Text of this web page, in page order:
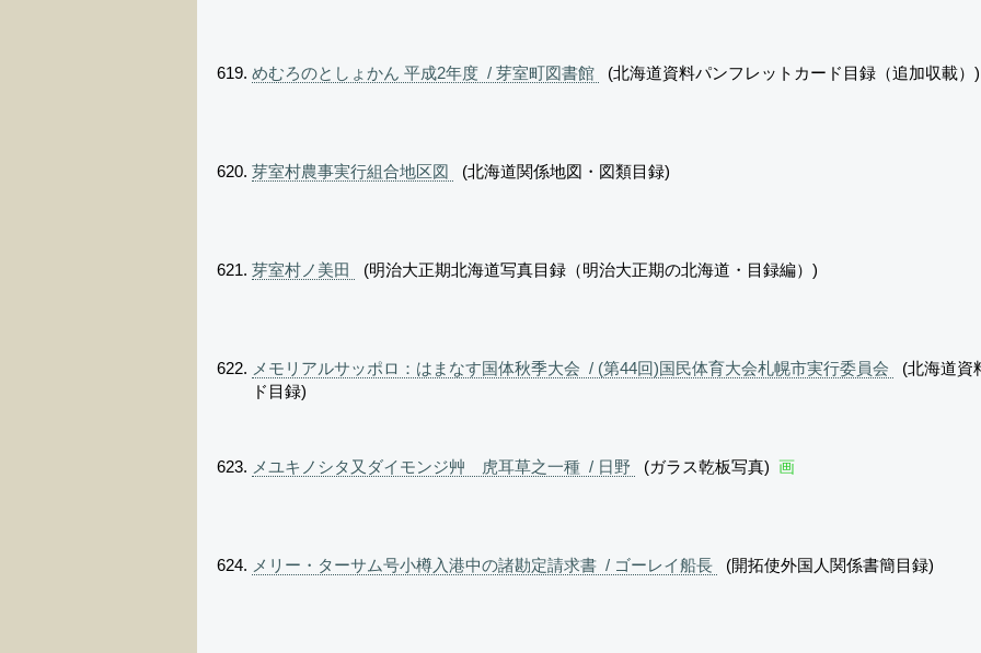
めむろのとしょかん 平成2年度 / 芽室町図書館 (北海道資料パンフレットカード目録（追加収載）)
芽室村農事実行組合地区図 (北海道関係地図・図類目録)
芽室村ノ美田 (明治大正期北海道写真目録（明治大正期の北海道・目録編）)
メモリアルサッポロ：はまなす国体秋季大会 / (第44回)国民体育大会札幌市実行委員会
(北海道資
ド目録)
メユキノシタ又ダイモンジ艸 虎耳草之一種 / 日野 (ガラス乾板写真) 画
メリー・ターサム号小樽入港中の諸勘定請求書 / ゴーレイ船長 (開拓使外国人関係書簡目録)